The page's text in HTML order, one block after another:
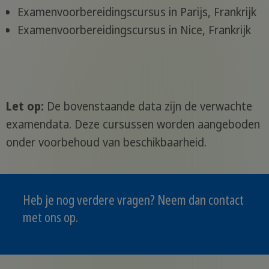
Examenvoorbereidingscursus in Parijs, Frankrijk
Examenvoorbereidingscursus in Nice, Frankrijk
Let op: De bovenstaande data zijn de verwachte
examendata. Deze cursussen worden aangeboden
onder voorbehoud van beschikbaarheid.
Heb je nog verdere vragen? Neem dan contact
met ons op.